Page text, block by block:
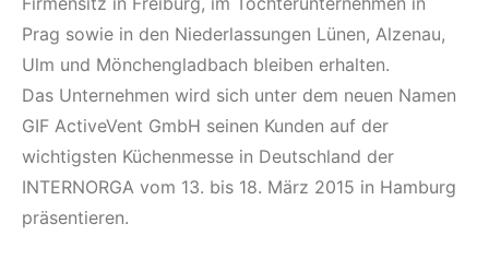
Prag sowie in den Niederlassungen Lünen, Alzenau,
Ulm und Mönchengladbach bleiben erhalten.
Das Unternehmen wird sich unter dem neuen Namen
GIF ActiveVent GmbH seinen Kunden auf der
wichtigsten Küchenmesse in Deutschland der
INTERNORGA vom 13. bis 18. März 2015 in Hamburg
präsentieren.